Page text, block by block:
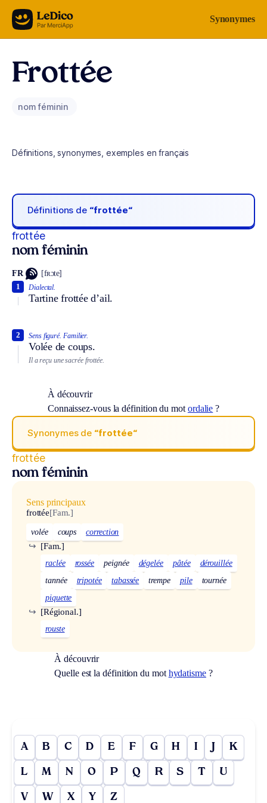
Aller au contenu Synonymes
Frottée
nom féminin
Définitions, synonymes, exemples en français
Définitions de “frottée“
frottée
nom féminin
FR [fʀɔte]
Dialectal.
Tartine frottée d’ail.
1
Sens figuré. Familier.
Volée de coups.
2
Il a reçu une sacrée frottée.
À découvrir
Connaissez-vous la définition du mot ordalie ?
Synonymes de “frottée“
frottée
nom féminin
Sens principaux
frottée[Fam.]
volée coups correction
[Fam.]
↪
raclée rossée peignée dégelée pâtée
dérouillée
tannée
tripotée tabassée trempe pile
tournée
piquette
[Régional.]
↪
rouste
À découvrir
Quelle est la définition du mot hydatisme?
A B C D E F G H I J K
L M N O P Q R S T U
V W X Y Z